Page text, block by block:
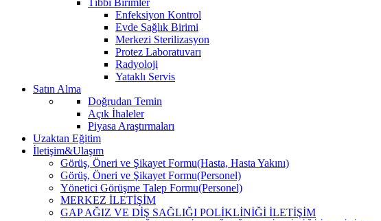
Enfeksiyon Kontrol
Evde Sağlık Birimi
Merkezi Sterilizasyon
Protez Laboratuvarı
Radyoloji
Yataklı Servis
Satın Alma
Doğrudan Temin
Açık İhaleler
Piyasa Araştırmaları
Uzaktan Eğitim
İletişim&Ulaşım
Görüş, Öneri ve Şikayet Formu(Hasta, Hasta Yakını)
Görüş, Öneri ve Şikayet Formu(Personel)
Yönetici Görüşme Talep Formu(Personel)
MERKEZ İLETİŞİM
GAP AĞIZ VE DİŞ SAĞLIĞI POLİKLİNİĞİ İLETİŞİM